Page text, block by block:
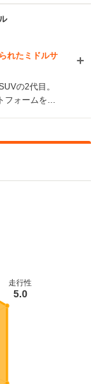
む、「アウデ
デルが設定さ
（2017.12）
れたミドルサ
の2代目。
フォームをベ
の情報サービ
ネクティビテ
は最高出力
る2L直4ター
はツインクラ
方式はアウデ
レベルで両立
走行性
5.0